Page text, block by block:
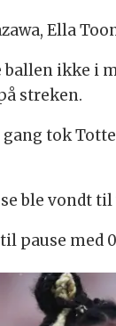
Ella
ikke i
streken.
tok
ble vondt
pause med